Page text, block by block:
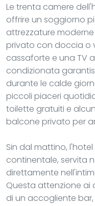
Le trenta camere
offrire un soggiorno
attrezzature
privato con doccia o
cassaforte e una TV
condizionata
durante le calde
piccoli piaceri
toilette gratuiti e
balcone privato per
Sin dal mattino,
continentale, servita
direttamente
Questa attenzione ai
di un accogliente